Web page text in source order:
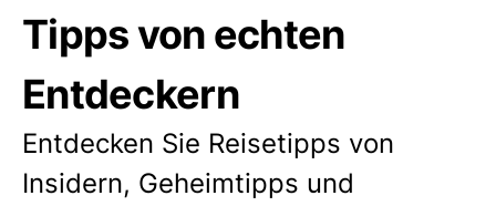
Tipps von echten
Entdeckern
Entdecken Sie Reisetipps von
Insidern, Geheimtipps und